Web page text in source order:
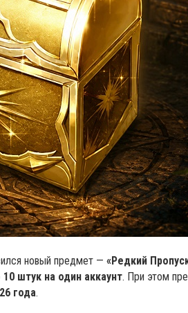
новый предмет —«Редкий
10 штук на один аккаунт. При этом
года.